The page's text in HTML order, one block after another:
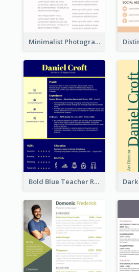
Minimalist Photography Assistant Resume
Bold Blue Teacher Resume